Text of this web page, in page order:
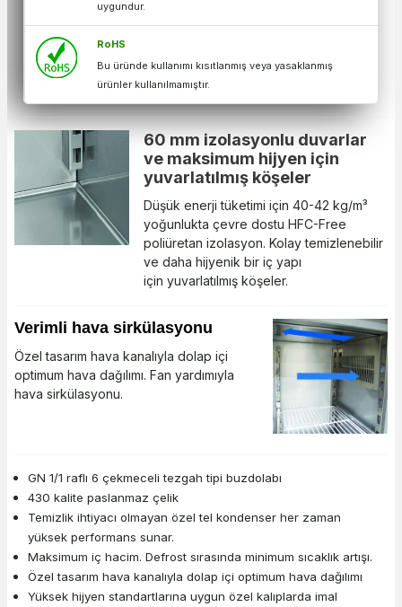
uygundur.
RoHS
Bu üründe kullanımı kısıtlanmış veya yasaklanmış
ürünler kullanılmamıştır.
60 mm izolasyonlu duvarlar
ve maksimum hijyen için
yuvarlatılmış köşeler
Düşük enerji tüketimi için 40-42 kg/m³
yoğunlukta çevre dostu HFC-Free
poliüretan izolasyon. Kolay temizlenebilir
ve daha hijyenik bir iç yapı
için yuvarlatılmış köşeler.
Verimli hava sirkülasyonu
Özel tasarım hava kanalıyla dolap içi
optimum hava dağılımı. Fan yardımıyla
hava sirkülasyonu.
GN 1/1 raflı 6 çekmeceli tezgah tipi buzdolabı
430 kalite paslanmaz çelik
Temizlik ihtiyacı olmayan özel tel kondenser her zaman
yüksek performans sunar.
Maksimum iç hacim. Defrost sırasında minimum sıcaklık artışı.
Özel tasarım hava kanalıyla dolap içi optimum hava dağılımı
Yüksek hijyen standartlarına uygun özel kalıplarda imal